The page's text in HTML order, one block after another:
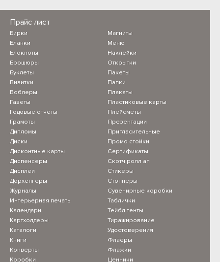
Прайс лист
Бирки
Бланки
Блокноты
Брошюры
Буклеты
Визитки
Воблеры
Газеты
Годовые отчеты
Грамоты
Дипломы
Диски
Дисконтные карты
Диспенсеры
Дисплеи
Дорхенгеры
Журналы
Интерьерная печать
Календари
Картхолдеры
Каталоги
Книги
Конверты
Коробки
Магниты
Меню
Наклейки
Открытки
Пакеты
Папки
Плакаты
Пластиковые карты
Плейсметы
Презентации
Пригласительные
Промо стойки
Сертификаты
Скотч ролл ап
Стикеры
Стопперы
Сувенирные коробки
Таблички
Тейбл тенты
Тиражирование
Удостоверения
Флаеры
Флажки
Ценники